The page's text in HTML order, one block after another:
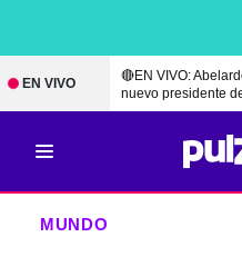
EN VIVO
🔴EN VIVO:
nuevo presidente
MUNDO